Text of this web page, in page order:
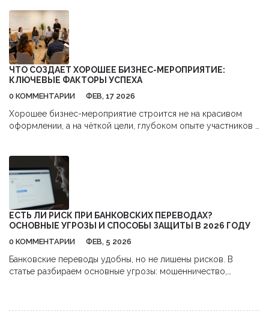
отказали.
ЧТО СОЗДАЕТ ХОРОШЕЕ БИЗНЕС-МЕРОПРИЯТИЕ:
КЛЮЧЕВЫЕ ФАКТОРЫ УСПЕХА
0 КОММЕНТАРИИ ФЕВ, 17 2026
Хорошее бизнес-мероприятие строится не на красивом
оформлении, а на чёткой цели, глубоком опыте участников и
ЕСТЬ ЛИ РИСК ПРИ БАНКОВСКИХ ПЕРЕВОДАХ?
ОСНОВНЫЕ УГРОЗЫ И СПОСОБЫ ЗАЩИТЫ В 2026 ГОДУ
0 КОММЕНТАРИИ ФЕВ, 5 2026
Банковские переводы удобны, но не лишены рисков. В
статье разбираем основные угрозы: мошенничество,